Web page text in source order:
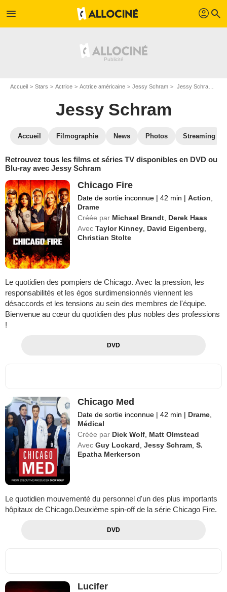
menu profil search
Accueil Stars Actrice Actrice américaine Jessy Schram Jessy Schram : ses Blu-Ray, DVD, VOD, SVOD
Jessy Schram
Accueil Filmographie News Photos Streaming
Retrouvez tous les films et séries TV disponibles en DVD ou
Blu-ray avec Jessy Schram
Chicago Fire
Date de sortie inconnue | 42 min | Action
Drame
Créée par Michael Brandt Derek Haas
Avec Taylor Kinney David Eigenberg
Christian Stolte
Le quotidien des pompiers de Chicago. Avec la pression, les
responsabilités et les égos surdimensionnés viennent les
désaccords et les tensions au sein des membres de l'équipe.
Bienvenue au cœur du quotidien des plus nobles des professions
!
DVD
Chicago Med
Date de sortie inconnue | 42 min | Drame
Médical
Créée par Dick Wolf Matt Olmstead
Avec Guy Lockard ,Jessy Schram ,S.
Epatha Merkerson
Le quotidien mouvementé du personnel d'un des plus importants
hôpitaux de Chicago.Deuxième spin-off de la série Chicago Fire.
DVD
Lucifer